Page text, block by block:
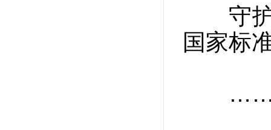
守护“
国家标